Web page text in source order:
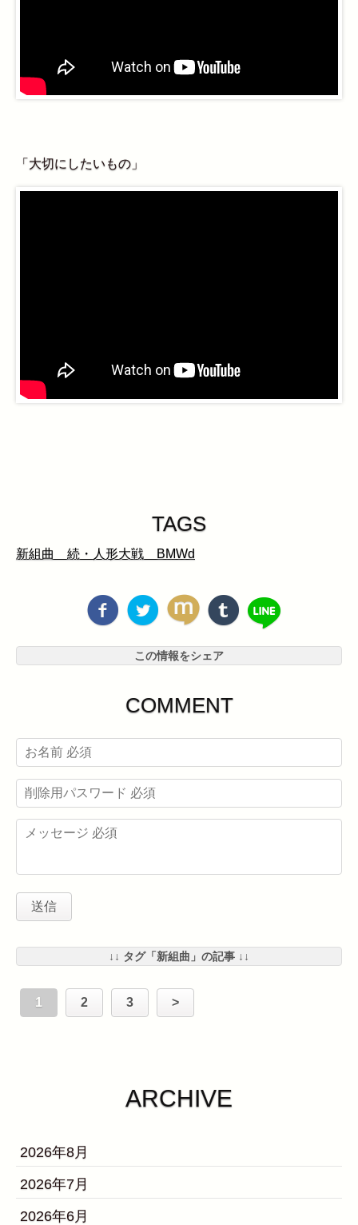
「大切にしたいもの」
TAGS
新組曲 続・人形大戦 BMWd
この情報をシェア
COMMENT
↓↓ タグ「新組曲」の記事 ↓↓
1 2 3 >
ARCHIVE
2026年8月
2026年7月
2026年6月